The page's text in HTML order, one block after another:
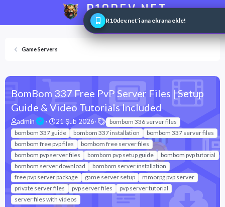
R10DEV.NET
Web ve Game Master
Game Servers
BomBom 337 Free PvP Server Files | Setup
Guide & Video Tutorials Included
K
o
n
u
y
u
b
a
ş
l
admin
B
a
ş
l
a
n
g
ı
ç
t
21 Şub 2026
E
t
i
k
e
t
l
e
r
bombom 336 server files
bombom 337 guide
bombom 337 installation
bombom 337 server files
bombom free pvp files
bombom free server files
bombom pvp server files
bombom pvp setup guide
bombom pvp tutorial
bombom server download
bombom server installation
free pvp server package
game server setup
mmorpg pvp server
private server files
pvp server files
pvp server tutorial
server files with videos
R10dev.net'i ana ekrana ekle!